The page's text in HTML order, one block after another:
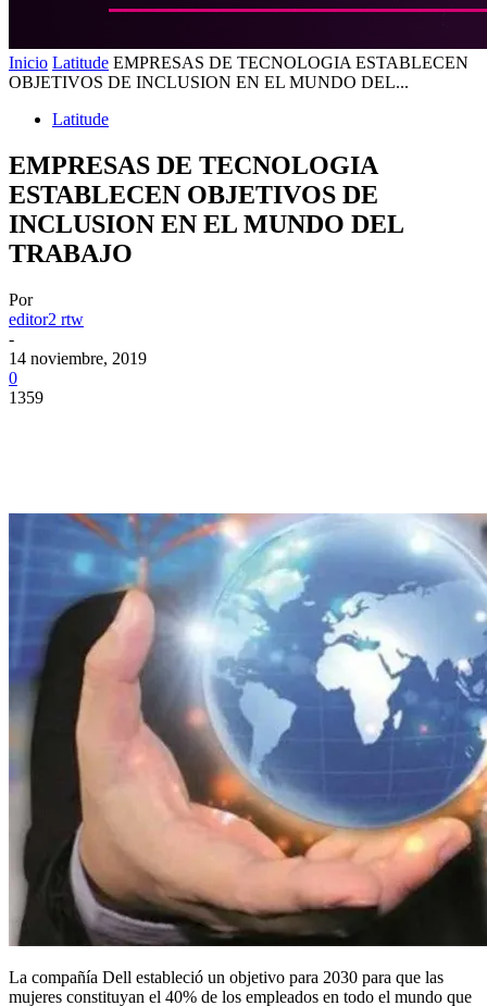
Inicio Latitude EMPRESAS DE TECNOLOGIA ESTABLECEN
OBJETIVOS DE INCLUSION EN EL MUNDO DEL...
Latitude
EMPRESAS DE TECNOLOGIA
ESTABLECEN OBJETIVOS DE
INCLUSION EN EL MUNDO DEL
TRABAJO
Por
editor2 rtw
-
14 noviembre, 2019
0
1359
La compañía Dell estableció un objetivo para 2030 para que las
mujeres constituyan el 40% de los empleados en todo el mundo que